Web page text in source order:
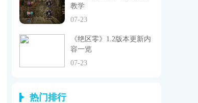
教学
07-23
《绝区零》1.2版本更新内
容一览
07-23
热门排行